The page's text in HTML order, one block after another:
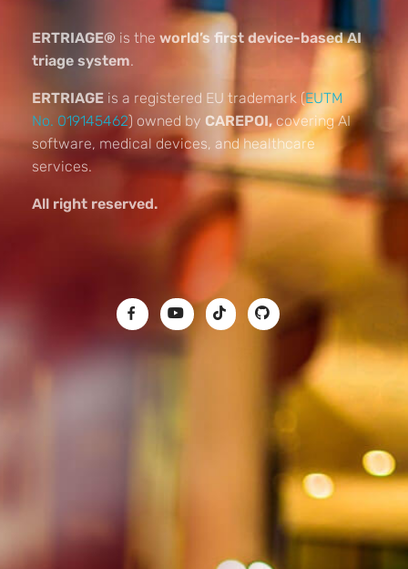
ERTRIAGE® is the world’s first device-based AI
triage system.
ERTRIAGE is a registered EU trademark (EUTM
No. 019145462) owned by CAREPOI,covering AI
software, medical devices, and healthcare
services.
All right reserved.